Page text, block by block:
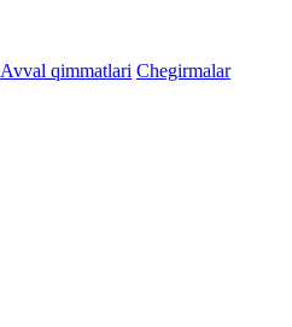
Avval qimmatlari Chegirmalar